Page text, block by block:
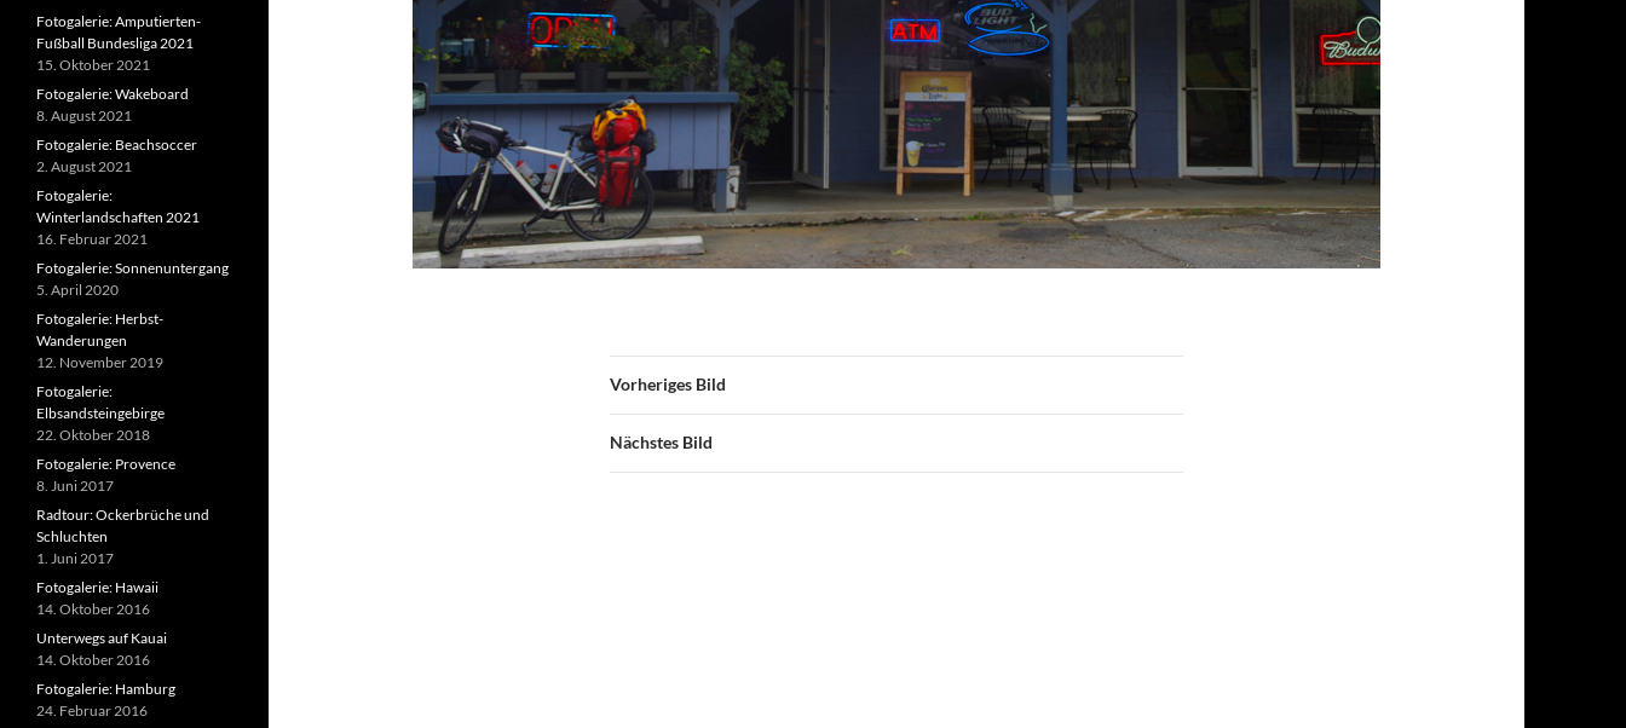
Vorheriges Bild
Nächstes Bild
Fotogalerie: Amputierten-
Fußball Bundesliga 2021
15. Oktober 2021
Fotogalerie: Wakeboard
8. August 2021
Fotogalerie: Beachsoccer
2. August 2021
Fotogalerie:
Winterlandschaften 2021
16. Februar 2021
Fotogalerie: Sonnenuntergang
5. April 2020
Fotogalerie: Herbst-
Wanderungen
12. November 2019
Fotogalerie:
Elbsandsteingebirge
22. Oktober 2018
Fotogalerie: Provence
8. Juni 2017
Radtour: Ockerbrüche und
Schluchten
1. Juni 2017
Fotogalerie: Hawaii
14. Oktober 2016
Unterwegs auf Kauai
14. Oktober 2016
Fotogalerie: Hamburg
24. Februar 2016